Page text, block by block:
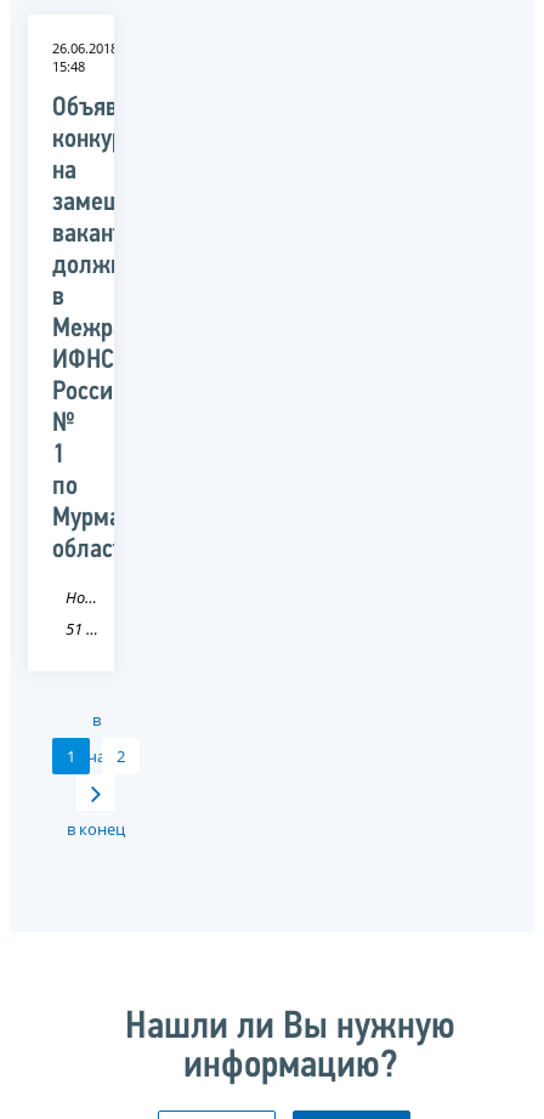
26.06.2018
15:48
Объявлен
конкурс
на
замещение
вакантных
должностей
в
Межрайонной
ИФНС
России
№
1
по
Мурманской
области
Новость
51 Мурманская область
в
начало
1 2
в конец
Нашли ли Вы нужную
информацию?